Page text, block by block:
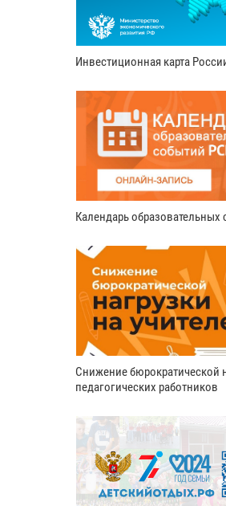
Инвестиционная карта
Календарь образовательных
Снижение бюрократической
педагогических работников